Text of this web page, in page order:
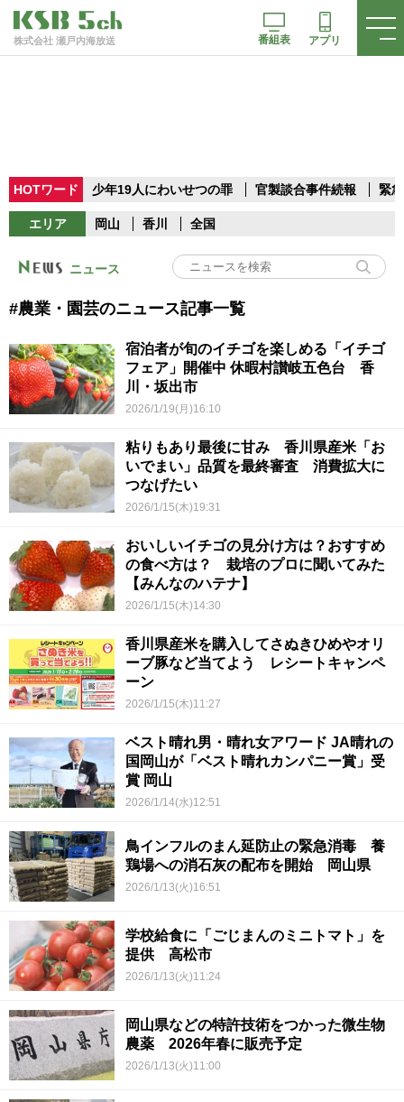
株式会社 瀬戸内海放送 番組表 アプリ
HOTワード 少年19人にわいせつの罪 官製談合事件続報 緊
エリア 岡山 香川 全国
ニュース
#農業・園芸のニュース記事一覧
宿泊者が旬のイチゴを楽しめる「イチゴ
フェア」開催中 休暇村讃岐五色台 香
川・坂出市
2026/1/19(月)16:10
粘りもあり最後に甘み 香川県産米「お
いでまい」品質を最終審査 消費拡大に
つなげたい
2026/1/15(木)19:31
おいしいイチゴの見分け方は？おすすめ
の食べ方は？ 栽培のプロに聞いてみた
【みんなのハテナ】
2026/1/15(木)14:30
香川県産米を購入してさぬきひめやオリ
ーブ豚など当てよう レシートキャンペ
ーン
2026/1/15(木)11:27
ベスト晴れ男・晴れ女アワード JA晴れの
国岡山が「ベスト晴れカンパニー賞」受
賞 岡山
2026/1/14(水)12:51
鳥インフルのまん延防止の緊急消毒 養
鶏場への消石灰の配布を開始 岡山県
2026/1/13(火)16:51
学校給食に「ごじまんのミニトマト」を
提供 高松市
2026/1/13(火)11:24
岡山県などの特許技術をつかった微生物
農薬 2026年春に販売予定
2026/1/13(火)11:00